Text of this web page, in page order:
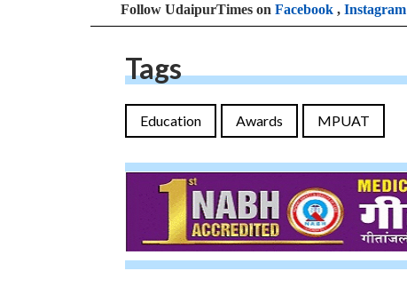
Follow UdaipurTimes on Facebook , Instagram
Tags
Education Awards MPUAT